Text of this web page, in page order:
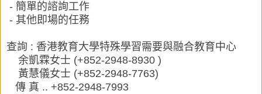
- 簡單的諮詢工作
- 其他即場的任務
查詢 : 香港教育大學特殊學習需要與融合教育中心
余凱霖女士 (+852-2948-8930 )
黃慧儀女士 (+852-2948-7763)
傳 真 .. +852-2948-7993